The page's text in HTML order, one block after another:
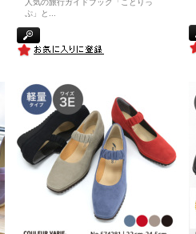
人気の旅行ガイドブック「ことりっ
ぷ」と